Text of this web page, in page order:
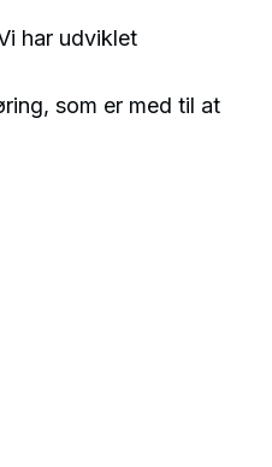
har udviklet
som er med til at